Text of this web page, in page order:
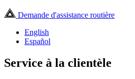
Demande d'assistance routière
English
Español
Service à la clientèle